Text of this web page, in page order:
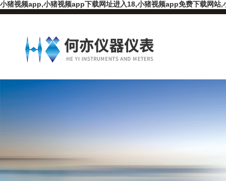
小猪视频app,小猪视频app下载网址进入18,小猪视频app免费下载网站